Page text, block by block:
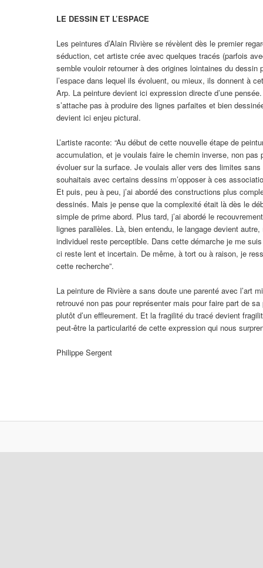
LE DESSIN ET L’ESPACE
Les peintures d’Alain Rivière se révèlent dès le premier
séduction, cet artiste crée avec quelques tracés (parfois
semble vouloir retourner à des origines lointaines du
l’espace dans lequel ils évoluent, ou mieux, ils donnent à
Arp. La peinture devient ici expression directe d’une
s’attache pas à produire des lignes parfaites et bien
devient ici enjeu pictural.
L’artiste raconte: “Au début de cette nouvelle étape de
accumulation, et je voulais faire le chemin inverse, non
évoluer sur la surface. Je voulais aller vers des limites
souhaitais avec certains dessins m’opposer à ces
Et puis, peu à peu, j’ai abordé des constructions plus
dessinés. Mais je pense que la complexité était là dès le
simple de prime abord. Plus tard, j’ai abordé le
lignes parallèles. Là, bien entendu, le langage devient
individuel reste perceptible. Dans cette démarche je me
ci reste lent et incertain. De même, à tort ou à raison, je
cette recherche”.
La peinture de Rivière a sans doute une parenté avec l’art
retrouvé non pas pour représenter mais pour faire part de
plutôt d’un effleurement. Et la fragilité du tracé devient
peut-être la particularité de cette expression qui nous
Philippe Sergent